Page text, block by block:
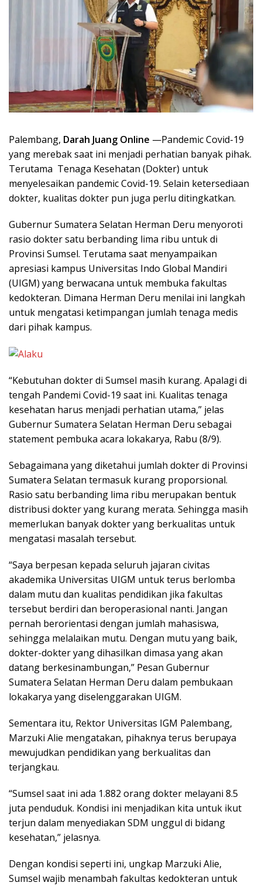
Palembang, Darah Juang Online —Pandemic Covid-19
yang merebak saat ini menjadi perhatian banyak pihak.
Terutama Tenaga Kesehatan (Dokter) untuk
menyelesaikan pandemic Covid-19. Selain ketersediaan
dokter, kualitas dokter pun juga perlu ditingkatkan.
Gubernur Sumatera Selatan Herman Deru menyoroti
rasio dokter satu berbanding lima ribu untuk di
Provinsi Sumsel. Terutama saat menyampaikan
apresiasi kampus Universitas Indo Global Mandiri
(UIGM) yang berwacana untuk membuka fakultas
kedokteran. Dimana Herman Deru menilai ini langkah
untuk mengatasi ketimpangan jumlah tenaga medis
dari pihak kampus.
“Kebutuhan dokter di Sumsel masih kurang. Apalagi di
tengah Pandemi Covid-19 saat ini. Kualitas tenaga
kesehatan harus menjadi perhatian utama,” jelas
Gubernur Sumatera Selatan Herman Deru sebagai
statement pembuka acara lokakarya, Rabu (8/9).
Sebagaimana yang diketahui jumlah dokter di Provinsi
Sumatera Selatan termasuk kurang proporsional.
Rasio satu berbanding lima ribu merupakan bentuk
distribusi dokter yang kurang merata. Sehingga masih
memerlukan banyak dokter yang berkualitas untuk
mengatasi masalah tersebut.
“Saya berpesan kepada seluruh jajaran civitas
akademika Universitas UIGM untuk terus berlomba
dalam mutu dan kualitas pendidikan jika fakultas
tersebut berdiri dan beroperasional nanti. Jangan
pernah berorientasi dengan jumlah mahasiswa,
sehingga melalaikan mutu. Dengan mutu yang baik,
dokter-dokter yang dihasilkan dimasa yang akan
datang berkesinambungan,” Pesan Gubernur
Sumatera Selatan Herman Deru dalam pembukaan
lokakarya yang diselenggarakan UIGM.
Sementara itu, Rektor Universitas IGM Palembang,
Marzuki Alie mengatakan, pihaknya terus berupaya
mewujudkan pendidikan yang berkualitas dan
terjangkau.
“Sumsel saat ini ada 1.882 orang dokter melayani 8.5
juta penduduk. Kondisi ini menjadikan kita untuk ikut
terjun dalam menyediakan SDM unggul di bidang
kesehatan,” jelasnya.
Dengan kondisi seperti ini, ungkap Marzuki Alie,
Sumsel wajib menambah fakultas kedokteran untuk